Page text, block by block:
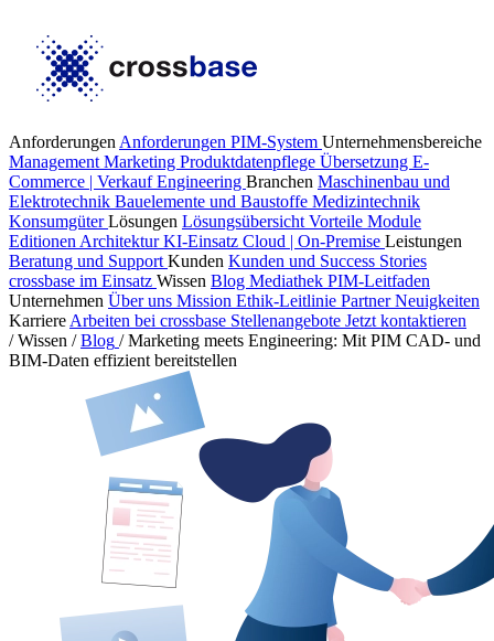
Anforderungen Anforderungen PIM-System Unternehmensbereiche
Management Marketing Produktdatenpflege Übersetzung E-
Commerce | VerkaufEngineering Branchen Maschinenbau und
Elektrotechnik Bauelemente und Baustoffe Medizintechnik
KonsumgüterLösungen Lösungsübersicht Vorteile Module
Editionen ArchitekturKI-Einsatz Cloud | On-Premise Leistungen
Beratung und Support Kunden Kunden und Success Stories
crossbase im Einsatz Wissen Blog Mediathek PIM-Leitfaden
Unternehmen Über uns Mission Ethik-Leitlinie PartnerNeuigkeiten
Karriere Arbeiten bei crossbase Stellenangebote Jetzt kontaktieren
/ Wissen / Blog / Marketing meets Engineering: Mit PIM CAD- und
BIM-Daten effizient bereitstellen